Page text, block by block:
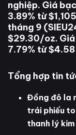
nghiệp. Giá
3.89% từ
tháng 9
$29.30/oz.
7.79% từ
Tổng hợp tin
Đồng đô la
trái phiếu
thanh lý